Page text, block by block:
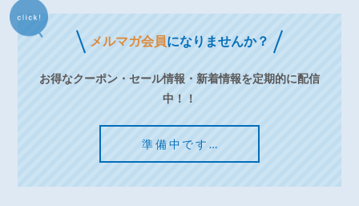
メルマガ会員になりませんか？
お得なクーポン・セール情報・新着情報を定期的に配信
中！！
準備中です…